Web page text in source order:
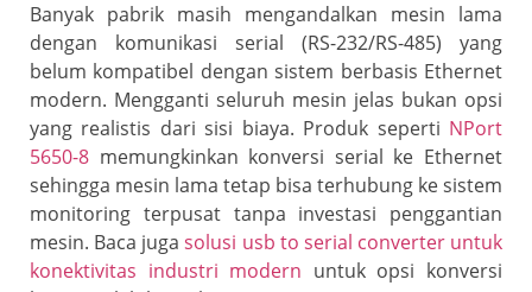
Banyak pabrik masih mengandalkan mesin lama
dengan komunikasi serial (RS-232/RS-485) yang
belum kompatibel dengan sistem berbasis Ethernet
modern. Mengganti seluruh mesin jelas bukan opsi
yang realistis dari sisi biaya. Produk seperti NPort
5650-8 memungkinkan konversi serial ke Ethernet
sehingga mesin lama tetap bisa terhubung ke sistem
monitoring terpusat tanpa investasi penggantian
mesin. Baca juga solusi usb to serial converter untuk
konektivitas industri modern untuk opsi konversi